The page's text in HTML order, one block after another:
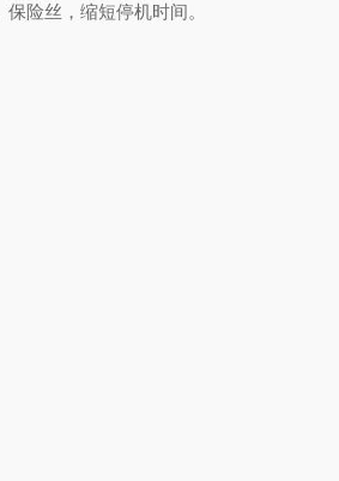
险丝，缩短停机时间。